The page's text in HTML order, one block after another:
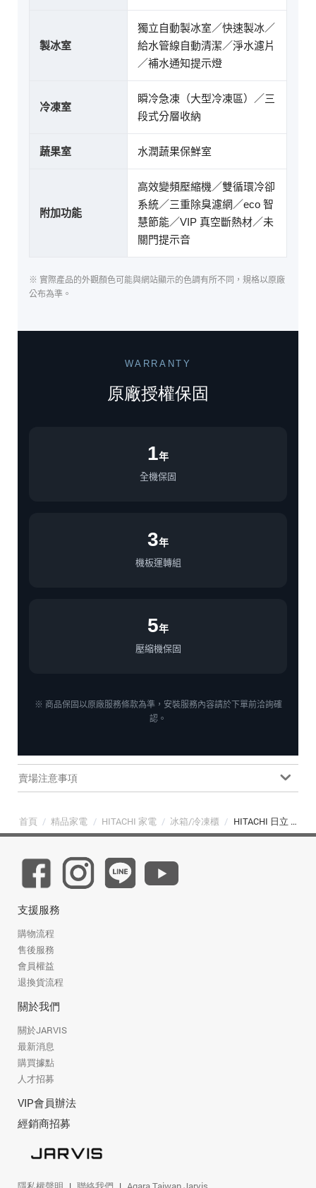
製冰室
獨立自動製冰室／快速製冰／
給水管線自動清潔／淨水濾片
／補水通知提示燈
冷凍室
瞬冷急凍（大型冷凍區）／三
段式分層收納
蔬果室 水潤蔬果保鮮室
附加功能
高效變頻壓縮機／雙循環冷卻
系統／三重除臭濾網／eco 智
慧節能／VIP 真空斷熱材／未
關門提示音
※ 實際產品的外觀顏色可能與網站顯示的色調有所不同，規格以原廠
公布為準。
WARRANTY
原廠授權保固
1年
全機保固
3年
機板運轉組
5年
壓縮機保固
※ 商品保固以原廠服務條款為準，安裝服務內容請於下單前洽詢確
認。
賣場注意事項
首頁 / 精品家電 / HITACHI 家電 / 冰箱/冷凍櫃 / HITACHI 日立 475L 五門髮絲紋鋼板冰箱 (R-HS49NJ 消光白)
支援服務
購物流程
售後服務
會員權益
退換貨流程
關於我們
關於JARVIS
最新消息
購買據點
人才招募
VIP會員辦法
經銷商招募